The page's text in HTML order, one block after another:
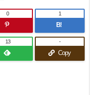
0
B!
1
13
Copy
-